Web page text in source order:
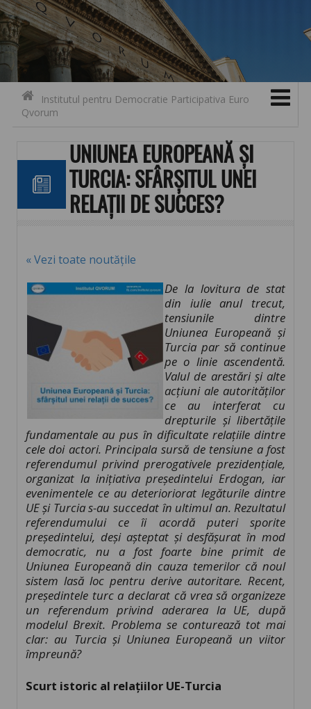
Contact
Skip to content
Institutul pentru Democratie Participativa Euro
Qvorum
UNIUNEA EUROPEANĂ ȘI
TURCIA: SFÂRȘITUL UNEI
RELAȚII DE SUCCES?
« Vezi toate noutățile
De la lovitura de stat
din iulie anul trecut,
tensiunile dintre
Uniunea Europeană și
Turcia par să continue
pe o linie ascendentă.
Valul de arestări și alte
acțiuni ale autorităților
ce au interferat cu
drepturile și libertățile
fundamentale au pus în dificultate relațiile dintre
cele doi actori. Principala sursă de tensiune a fost
referendumul privind prerogativele prezidențiale,
organizat la inițiativa președintelui Erdogan, iar
evenimentele ce au deterioriorat legăturile dintre
UE și Turcia s-au succedat în ultimul an. Rezultatul
referendumului ce îi acordă puteri sporite
președintelui, deși așteptat și desfășurat în mod
democratic, nu a fost foarte bine primit de
Uniunea Europeană din cauza temerilor că noul
sistem lasă loc pentru derive autoritare. Recent,
președintele turc a declarat că vrea să organizeze
un referendum privind aderarea la UE, după
modelul Brexit. Problema se conturează tot mai
clar: au Turcia și Uniunea Europeană un viitor
împreună?
Scurt istoric al relațiilor UE-Turcia